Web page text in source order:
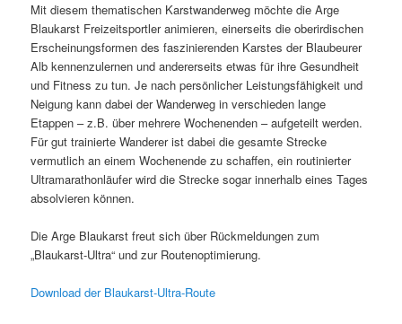
Mit diesem thematischen Karstwanderweg möchte die Arge
Blaukarst Freizeitsportler animieren, einerseits die oberirdischen
Erscheinungsformen des faszinierenden Karstes der Blaubeurer
Alb kennenzulernen und andererseits etwas für ihre Gesundheit
und Fitness zu tun. Je nach persönlicher Leistungsfähigkeit und
Neigung kann dabei der Wanderweg in verschieden lange
Etappen – z.B. über mehrere Wochenenden – aufgeteilt werden.
Für gut trainierte Wanderer ist dabei die gesamte Strecke
vermutlich an einem Wochenende zu schaffen, ein routinierter
Ultramarathonläufer wird die Strecke sogar innerhalb eines Tages
absolvieren können.
Die Arge Blaukarst freut sich über Rückmeldungen zum
„Blaukarst-Ultra“ und zur Routenoptimierung.
Download der Blaukarst-Ultra-Route